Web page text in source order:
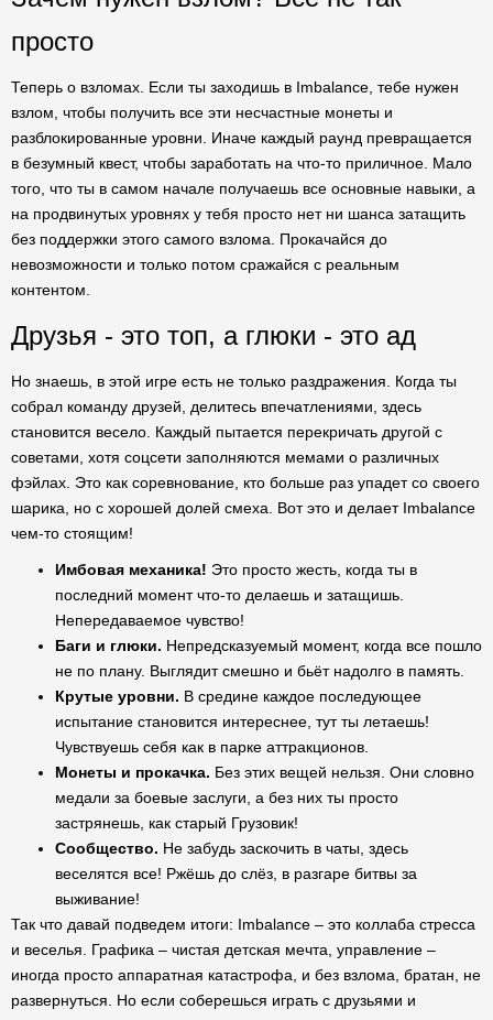
просто
Теперь о взломах. Если ты заходишь в Imbalance, тебе нужен
взлом, чтобы получить все эти несчастные монеты и
разблокированные уровни. Иначе каждый раунд превращается
в безумный квест, чтобы заработать на что-то приличное. Мало
того, что ты в самом начале получаешь все основные навыки, а
на продвинутых уровнях у тебя просто нет ни шанса затащить
без поддержки этого самого взлома. Прокачайся до
невозможности и только потом сражайся с реальным
контентом.
Друзья - это топ, а глюки - это ад
Но знаешь, в этой игре есть не только раздражения. Когда ты
собрал команду друзей, делитесь впечатлениями, здесь
становится весело. Каждый пытается перекричать другой с
советами, хотя соцсети заполняются мемами о различных
фэйлах. Это как соревнование, кто больше раз упадет со своего
шарика, но с хорошей долей смеха. Вот это и делает Imbalance
чем-то стоящим!
Имбовая механика! Это просто жесть, когда ты в
последний момент что-то делаешь и затащишь.
Непередаваемое чувство!
Баги и глюки. Непредсказуемый момент, когда все пошло
не по плану. Выглядит смешно и бьёт надолго в память.
Крутые уровни. В средине каждое последующее
испытание становится интереснее, тут ты летаешь!
Чувствуешь себя как в парке аттракционов.
Монеты и прокачка. Без этих вещей нельзя. Они словно
медали за боевые заслуги, а без них ты просто
застрянешь, как старый Грузовик!
Сообщество. Не забудь заскочить в чаты, здесь
веселятся все! Ржёшь до слёз, в разгаре битвы за
выживание!
Так что давай подведем итоги: Imbalance – это коллаба стресса
и веселья. Графика – чистая детская мечта, управление –
иногда просто аппаратная катастрофа, и без взлома, братан, не
развернуться. Но если соберешься играть с друзьями и